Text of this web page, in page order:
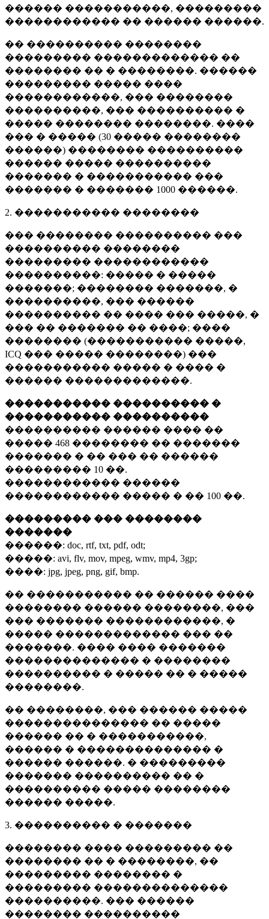
������ �����������, ���������
������������ �� ������ ������.
�� ���������� ��������
��������� ������������� ��
�������� �� � ��������. ������
��������� ����� ����
������������, ��� ��������
����������, ��� ���������� �
����� �������� ��������. ����
��� � ����� (30 ����� ��������
������) �������� ����������
������ ����� ����������
������� � ����������� ���
������� � ������� 1000 ������.
2. ����������� ��������
��� �������� ���������� ���
���������� ��������
��������� ������������
����������: ����� � �����
�������; �������� �������, �
����������, ��� ������
���������� �� ���� ��� �����, �
��� �� ������� �� ����; ����
�������� (����������� �����,
ICQ ��� ����� ��������) ���
����������� ����� � ���� �
������ �������������.
����������� ���������� �
����������� ����������
���������� ������ ���� ��
����� 468 �������� �� �������
������� � �� ��� �� ������
��������� 10 ��.
������������ ������
������������ ����� � �� 100 ��.
��������� ��� ��������
�������
������: doc, rtf, txt, pdf, odt;
�����: avi, flv, mov, mpeg, wmv, mp4, 3gp;
����: jpg, jpeg, png, gif, bmp.
�� ����������� �� ������ ����
�������� ������ ��������, ���
��� ������� ������������, �
����� ������������� ��� ��
�������. ���� ���� �������
�������������� � ��������
���������� � ����� �� � �����
��������.
�� ��������, ��� ������ �����
��������������� �� �����
������ �� � �����������,
������ � �������������� �
������ ������. � ���������
������� ���������� �� �
���������� ����� ��������
������ �����.
3. ���������� � �������
�������� ���� ��������� ��
�������� �� � ��������, ��
��������� �������� �
��������� ��������������
����������. ��� ������
�������� ����������